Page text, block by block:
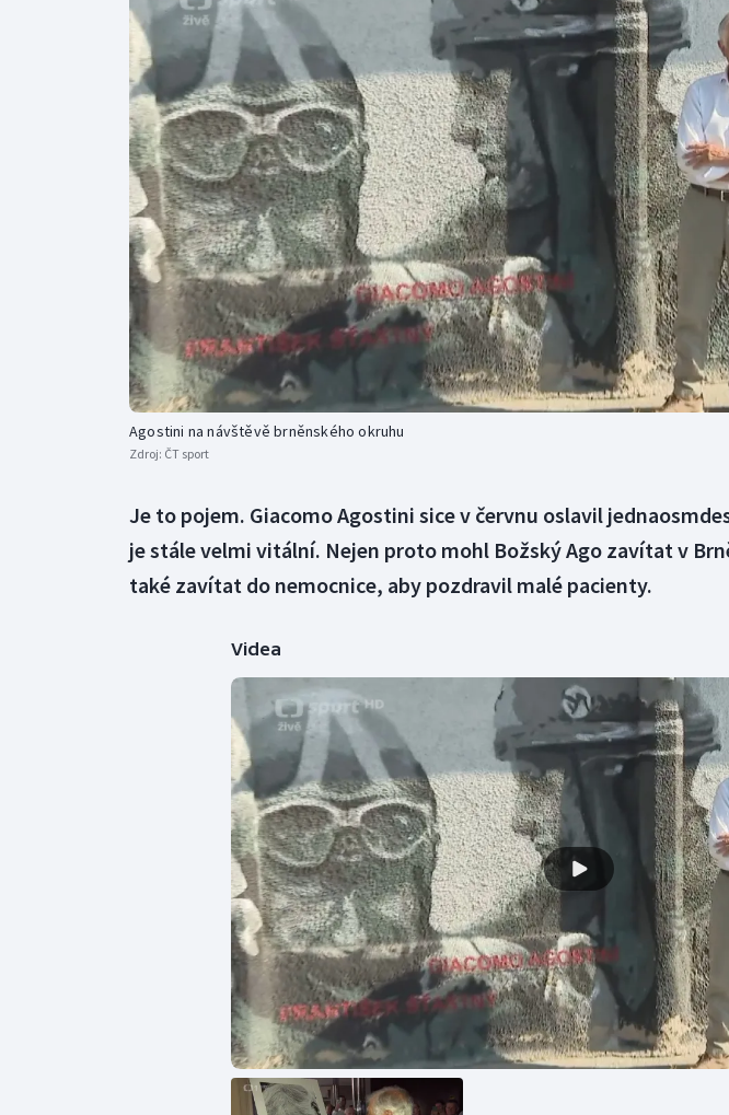
Dostihy
Florbal
Futsal
Golf
Gymnastika
Moderní pětiboj
Motorsport
Olympijské hry
Parasport
Plavání
Plážový volejbal
Agostini na návštěvě brněnského okruhu
Zdroj: ČT sport
Je to pojem. Giacomo Agostini sice v červnu oslavil
je stále velmi vitální. Nejen proto mohl Božský Ago zavítat v
také zavítat do nemocnice, aby pozdravil malé pacienty.
Videa